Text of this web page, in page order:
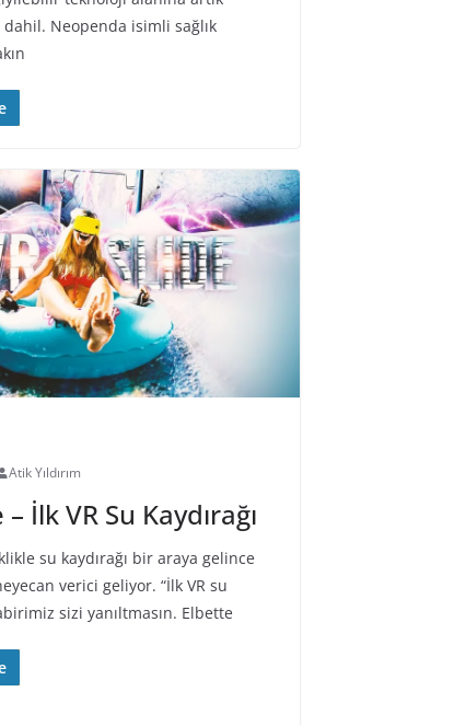
Neopenda isimli sağlık
Atik Yıldırım
İlk VR Su Kaydırağı
su kaydırağı bir araya gelince
verici geliyor. “İlk VR su
sizi yanıltmasın. Elbette